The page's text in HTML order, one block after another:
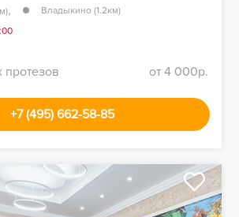
,
Владыкино (1.2км)
протезов
от 4 000р.
+7 (495) 662-58-85